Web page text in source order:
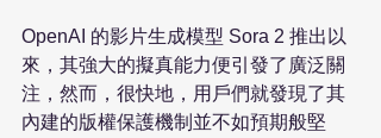
OpenAI 的影片生成模型 Sora 2 推出以
來，其強大的擬真能力便引發了廣泛關
注，然而，很快地，用戶們就發現了其
內建的版權保護機制並不如預期般堅